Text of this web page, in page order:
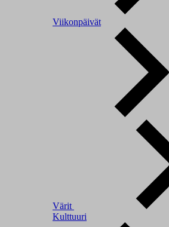
Viikonpäivät
Värit
Kulttuuri